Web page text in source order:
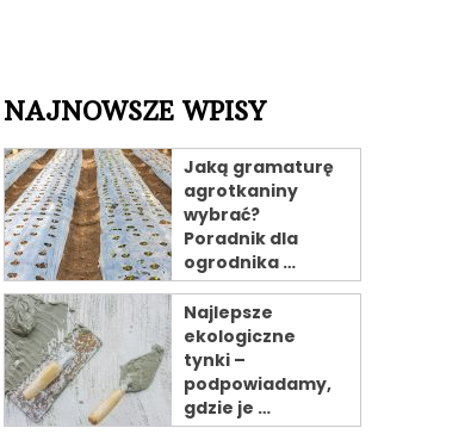
NAJNOWSZE WPISY
Jaką gramaturę
agrotkaniny
wybrać?
Poradnik dla
ogrodnika …
Najlepsze
ekologiczne
tynki –
podpowiadamy,
gdzie je …